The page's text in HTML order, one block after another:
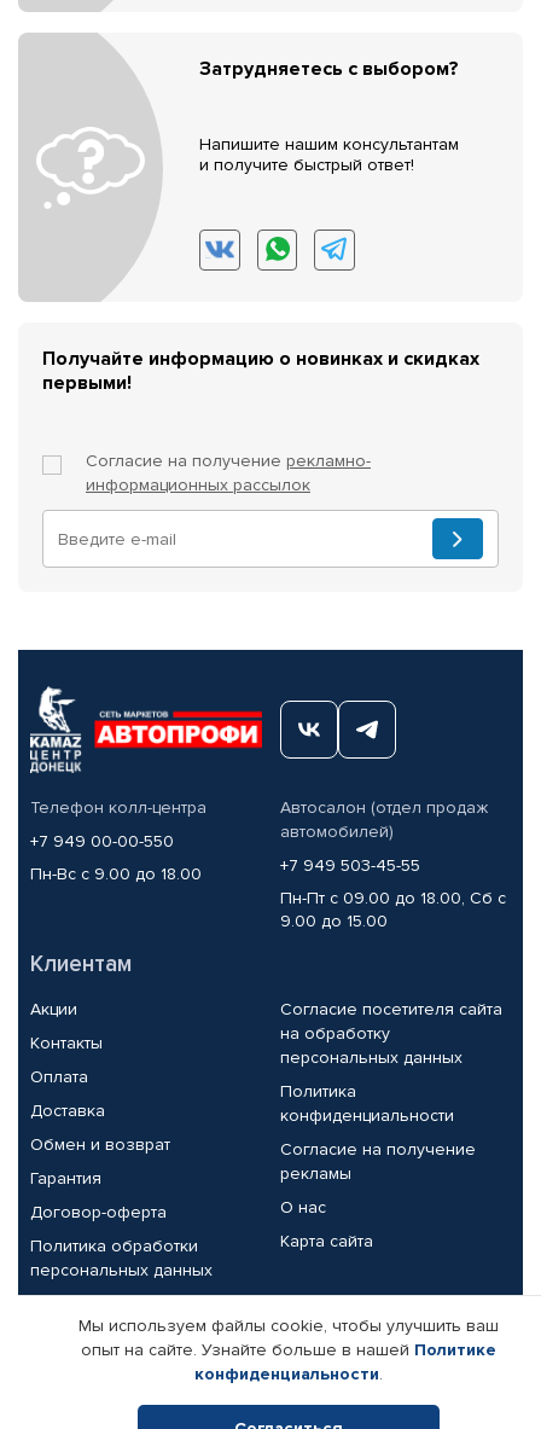
Затрудняетесь с выбором?
Напишите нашим консультантам
и получите быстрый ответ!
Получайте информацию о новинках и скидках
первыми!
Согласие на получение рекламно-
информационных рассылок
Телефон колл-центра
+7 949 00-00-550
Пн-Вс с 9.00 до 18.00
Автосалон (отдел продаж
автомобилей)
+7 949 503-45-55
Пн-Пт с 09.00 до 18.00, Сб с
9.00 до 15.00
Клиентам
Акции
Контакты
Оплата
Доставка
Обмен и возврат
Гарантия
Договор-оферта
Политика обработки
персональных данных
Согласие посетителя сайта
на обработку
персональных данных
Политика
конфиденциальности
Согласие на получение
рекламы
О нас
Карта сайта
Партнерам
Корпоративным клиентам
Поставщикам
Реквизиты компании
Мы используем файлы cookie, чтобы улучшить ваш
опыт на сайте. Узнайте больше в нашей Политике
конфиденциальности.